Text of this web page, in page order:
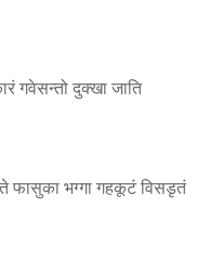
गवेसन्तो दुक्खा जाति
फासुका भग्गा गहकूटं विसडृतं